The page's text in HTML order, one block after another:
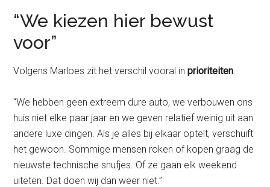
“We kiezen hier bewust
voor”
Volgens Marloes zit het verschil vooral inprioriteiten
“We hebben geen extreem dure auto, we verbouwen ons
huis niet elke paar jaar en we geven relatief weinig uit aan
andere luxe dingen. Als je alles bij elkaar optelt, verschuift
het gewoon. Sommige mensen roken of kopen graag de
nieuwste technische snufjes. Of ze gaan elk weekend
uiteten. Dat doen wij dan weer niet.”